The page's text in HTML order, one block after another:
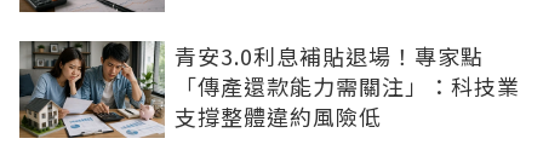
青安3.0利息補貼退場！專家點
「傳產還款能力需關注」：科技業
支撐整體違約風險低